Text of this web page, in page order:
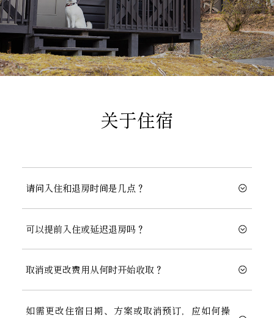
关于住宿
请问入住和退房时间是几点？
可以提前入住或延迟退房吗？
取消或更改费用从何时开始收取？
如需更改住宿日期、方案或取消预订，应如何操